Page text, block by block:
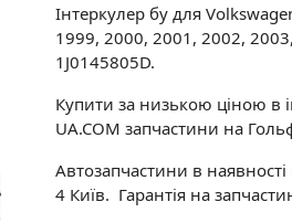
Інтеркулер бу для
1999, 2000, 2001, 2002,
1J0145805D.
Купити за низькою ціною в
UA.COM запчастини на
Автозапчастини в
4 Київ. Гарантія на